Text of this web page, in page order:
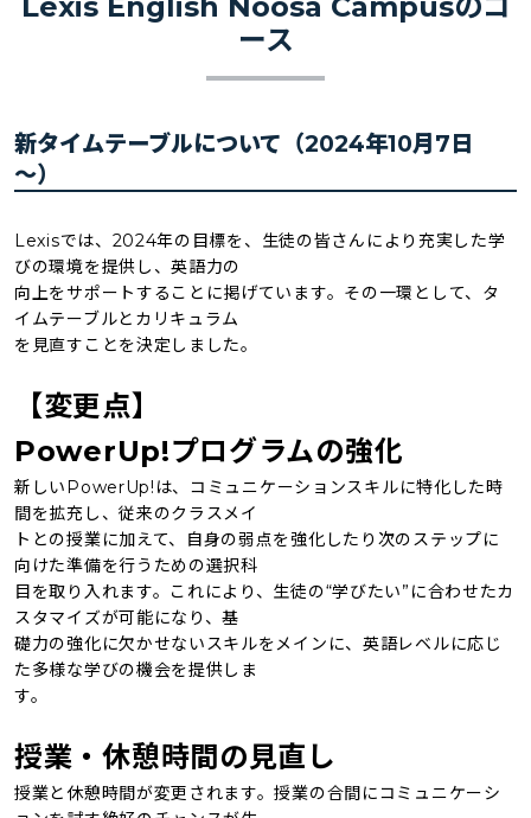
ース
新タイムテーブルについて（2024年10月7日
～）
Lexisでは、2024年の目標を、⽣徒の皆さんにより充実した学
びの環境を提供し、英語⼒の
向上をサポートすることに掲げています。その⼀環として、タ
イムテーブルとカリキュラム
を⾒直すことを決定しました。
【変更点】
PowerUp!プログラムの強化
新しいPowerUp!は、コミュニケーションスキルに特化した時
間を拡充し、従来のクラスメイ
トとの授業に加えて、⾃⾝の弱点を強化したり次のステップに
向けた準備を⾏うための選択科
目を取り⼊れます。これにより、⽣徒の“学びたい”に合わせたカ
スタマイズが可能になり、基
礎⼒の強化に⽋かせないスキルをメインに、英語レベルに応じ
た多様な学びの機会を提供しま
す。
授業・休憩時間の⾒直し
授業と休憩時間が変更されます。授業の合間にコミュニケーシ